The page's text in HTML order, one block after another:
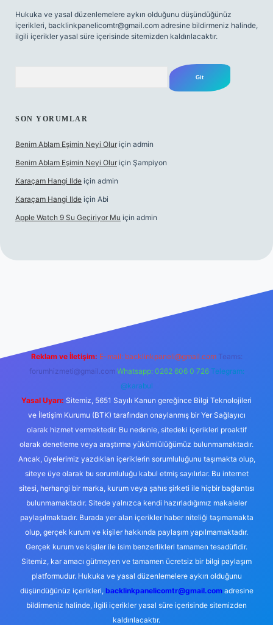
Hukuka ve yasal düzenlemelere aykırı olduğunu düşündüğünüz
içerikleri, backlinkpanelicomtr@gmail.com adresine bildirmeniz halinde,
ilgili içerikler yasal süre içerisinde sitemizden kaldırılacaktır.
SON YORUMLAR
Benim Ablam Eşimin Neyi Olur için admin
Benim Ablam Eşimin Neyi Olur için Şampiyon
Karaçam Hangi Ilde için admin
Karaçam Hangi Ilde için Abi
Apple Watch 9 Su Geçiriyor Mu için admin
Reklam ve İletişim: E-mail: backlinkpaneli@gmail.com Teams:
forumhizmeti@gmail.com Whatsapp: 0262 606 0 726 Telegram:
@karabul
Yasal Uyarı: Sitemiz, 5651 Sayılı Kanun gereğince Bilgi Teknolojileri
ve İletişim Kurumu (BTK) tarafından onaylanmış bir Yer Sağlayıcı
olarak hizmet vermektedir. Bu nedenle, sitedeki içerikleri proaktif
olarak denetleme veya araştırma yükümlülüğümüz bulunmamaktadır.
Ancak, üyelerimiz yazdıkları içeriklerin sorumluluğunu taşımakta olup,
siteye üye olarak bu sorumluluğu kabul etmiş sayılırlar. Bu internet
sitesi, herhangi bir marka, kurum veya şahıs şirketi ile hiçbir bağlantısı
bulunmamaktadır. Sitede yalnızca kendi hazırladığımız makaleler
paylaşılmaktadır. Burada yer alan içerikler haber niteliği taşımamakta
olup, gerçek kurum ve kişiler hakkında paylaşım yapılmamaktadır.
Gerçek kurum ve kişiler ile isim benzerlikleri tamamen tesadüfidir.
Sitemiz, kar amacı gütmeyen ve tamamen ücretsiz bir bilgi paylaşım
platformudur. Hukuka ve yasal düzenlemelere aykırı olduğunu
düşündüğünüz içerikleri, backlinkpanelicomtr@gmail.comadresine
bildirmeniz halinde, ilgili içerikler yasal süre içerisinde sitemizden
kaldırılacaktır.